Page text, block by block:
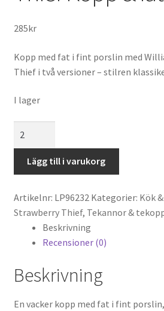
285kr
Kopp med fat i fint porslin med
Thief i två versioner – stilren
I lager
Strawberry
Thief
&
fat
Lägg till i varukorg
Artikelnr: LP96232 Kategorier: Kök
Strawberry Thief, Tekannor &
Beskrivning
Recensioner (0)
Beskrivning
En vacker kopp med fat i fint